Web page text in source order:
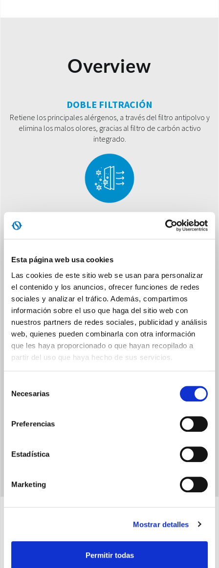
Esta página web usa cookies
Las cookies de este sitio web se usan para personalizar
el contenido y los anuncios, ofrecer funciones de redes
sociales y analizar el tráfico. Además, compartimos
información sobre el uso que haga del sitio web con
nuestros partners de redes sociales, publicidad y análisis
web, quienes pueden combinarla con otra información
que les haya proporcionado o que hayan recopilado a
partir del uso que haya hecho de sus servicios.
Necesarias
Preferencias
Estadística
Marketing
Mostrar detalles
Permitir todas
Overview
DOBLE FILTRACIÓN
Retiene los principales alérgenos, a través del filtro antipolvo y
elimina los malos olores, gracias al filtro de carbón activo
integrado.
tiene un diseño súper compacto para una colocación sencilla
MEMORY
precisa y personalizada del confort en el hogar.
Características